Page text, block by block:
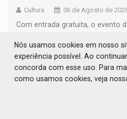
Cultura 06 de Agosto de
Com entrada gratuita, o evento
promove a feira de adoção
Nós usamos cookies em nosso
experiência possível. Ao
concorda com esse uso. Para
como usamos cookies, veja